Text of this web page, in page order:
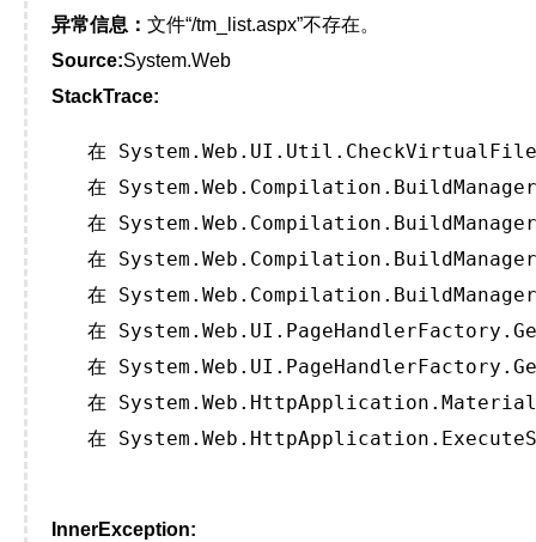
异常信息： 文件“/tm_list.aspx”不存在。
Source:System.Web
StackTrace:
在
在
在
在
在
在
在
在
在
InnerException: